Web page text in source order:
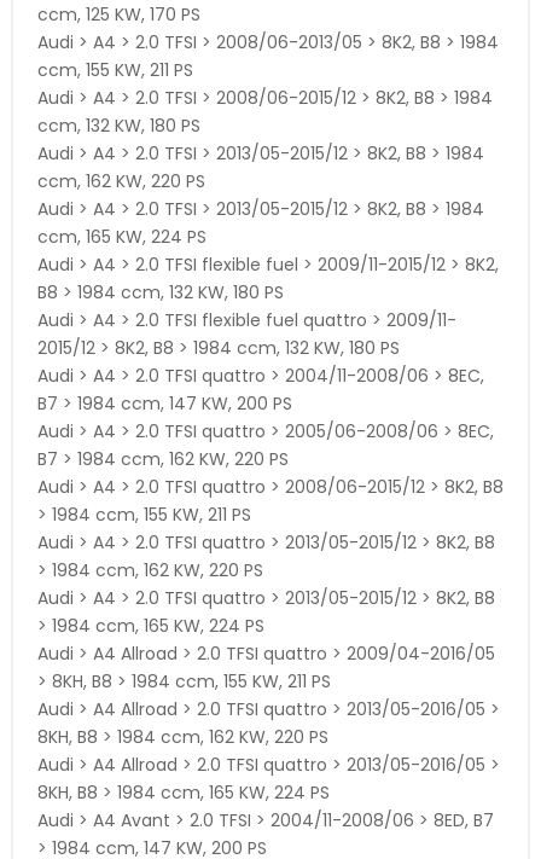
ccm, 125 KW, 170 PS
Audi > A4 > 2.0 TFSI > 2008/06-2013/05 > 8K2, B8 > 1984
ccm, 155 KW, 211 PS
Audi > A4 > 2.0 TFSI > 2008/06-2015/12 > 8K2, B8 > 1984
ccm, 132 KW, 180 PS
Audi > A4 > 2.0 TFSI > 2013/05-2015/12 > 8K2, B8 > 1984
ccm, 162 KW, 220 PS
Audi > A4 > 2.0 TFSI > 2013/05-2015/12 > 8K2, B8 > 1984
ccm, 165 KW, 224 PS
Audi > A4 > 2.0 TFSI flexible fuel > 2009/11-2015/12 > 8K2,
B8 > 1984 ccm, 132 KW, 180 PS
Audi > A4 > 2.0 TFSI flexible fuel quattro > 2009/11-
2015/12 > 8K2, B8 > 1984 ccm, 132 KW, 180 PS
Audi > A4 > 2.0 TFSI quattro > 2004/11-2008/06 > 8EC,
B7 > 1984 ccm, 147 KW, 200 PS
Audi > A4 > 2.0 TFSI quattro > 2005/06-2008/06 > 8EC,
B7 > 1984 ccm, 162 KW, 220 PS
Audi > A4 > 2.0 TFSI quattro > 2008/06-2015/12 > 8K2, B8
> 1984 ccm, 155 KW, 211 PS
Audi > A4 > 2.0 TFSI quattro > 2013/05-2015/12 > 8K2, B8
> 1984 ccm, 162 KW, 220 PS
Audi > A4 > 2.0 TFSI quattro > 2013/05-2015/12 > 8K2, B8
> 1984 ccm, 165 KW, 224 PS
Audi > A4 Allroad > 2.0 TFSI quattro > 2009/04-2016/05
> 8KH, B8 > 1984 ccm, 155 KW, 211 PS
Audi > A4 Allroad > 2.0 TFSI quattro > 2013/05-2016/05 >
8KH, B8 > 1984 ccm, 162 KW, 220 PS
Audi > A4 Allroad > 2.0 TFSI quattro > 2013/05-2016/05 >
8KH, B8 > 1984 ccm, 165 KW, 224 PS
Audi > A4 Avant > 2.0 TFSI > 2004/11-2008/06 > 8ED, B7
> 1984 ccm, 147 KW, 200 PS